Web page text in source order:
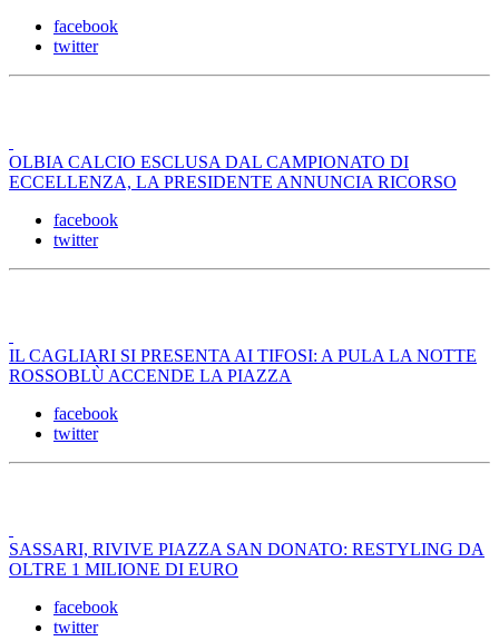
facebook
twitter
OLBIA CALCIO ESCLUSA DAL CAMPIONATO DI
ECCELLENZA, LA PRESIDENTE ANNUNCIA RICORSO
facebook
twitter
IL CAGLIARI SI PRESENTA AI TIFOSI: A PULA LA NOTTE
ROSSOBLÙ ACCENDE LA PIAZZA
facebook
twitter
SASSARI, RIVIVE PIAZZA SAN DONATO: RESTYLING DA
OLTRE 1 MILIONE DI EURO
facebook
twitter